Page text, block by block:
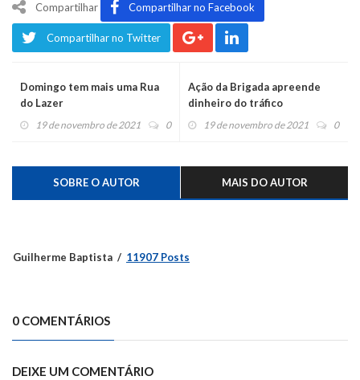
Compartilhar Compartilhar no Facebook
Compartilhar no Twitter
Domingo tem mais uma Rua
do Lazer
19 de novembro de 2021 0
Ação da Brigada apreende
dinheiro do tráfico
19 de novembro de 2021 0
SOBRE O AUTOR MAIS DO AUTOR
Guilherme Baptista 11907 Posts
0 COMENTÁRIOS
DEIXE UM COMENTÁRIO